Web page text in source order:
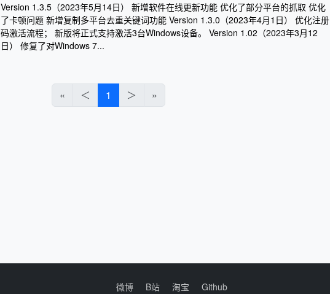
Version 1.3.5（2023年5月14日） 新增软件在线更新功能 优化了部分平台的抓取 优化
了卡顿问题 新增复制多平台去重关键词功能 Version 1.3.0（2023年4月1日） 优化注册
码激活流程； 新版将正式支持激活3台Windows设备。 Version 1.02（2023年3月12
日） 修复了对Windows 7...
« ＜ 1 ＞ »
微博 B站 淘宝 Github